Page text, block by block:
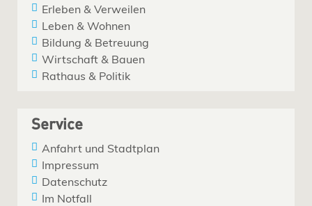
Erleben & Verweilen
Leben & Wohnen
Bildung & Betreuung
Wirtschaft & Bauen
Rathaus & Politik
Service
Anfahrt und Stadtplan
Impressum
Datenschutz
Im Notfall